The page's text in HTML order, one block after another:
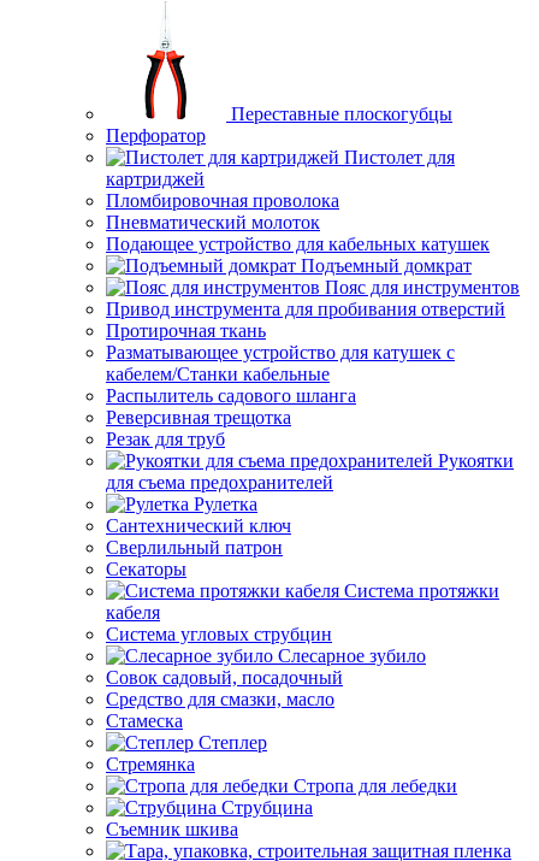
Переставные плоскогубцы
Перфоратор
Пистолет для
картриджей
Пломбировочная проволока
Пневматический молоток
Подающее устройство для кабельных катушек
Подъемный домкрат
Пояс для инструментов
Привод инструмента для пробивания отверстий
Протирочная ткань
Разматывающее устройство для катушек с
кабелем/Станки кабельные
Распылитель садового шланга
Реверсивная трещотка
Резак для труб
Рукоятки
для съема предохранителей
Рулетка
Сантехнический ключ
Сверлильный патрон
Секаторы
Система протяжки
кабеля
Система угловых струбцин
Слесарное зубило
Совок садовый, посадочный
Средство для смазки, масло
Стамеска
Степлер
Стремянка
Стропа для лебедки
Струбцина
Съемник шкива